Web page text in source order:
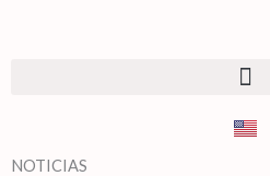
NOTICIAS